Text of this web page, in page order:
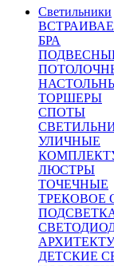
Светильники
БРА
ТОРШЕРЫ
СПОТЫ
УЛИЧНЫЕ
ЛЮСТРЫ
ТОЧЕЧНЫЕ
ТРЕКОВОЕ
ДЕТСКИЕ